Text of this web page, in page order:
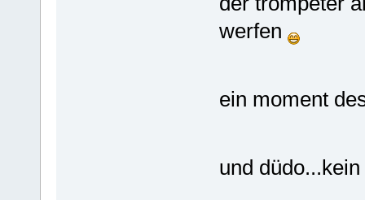
werfen
ein moment
und